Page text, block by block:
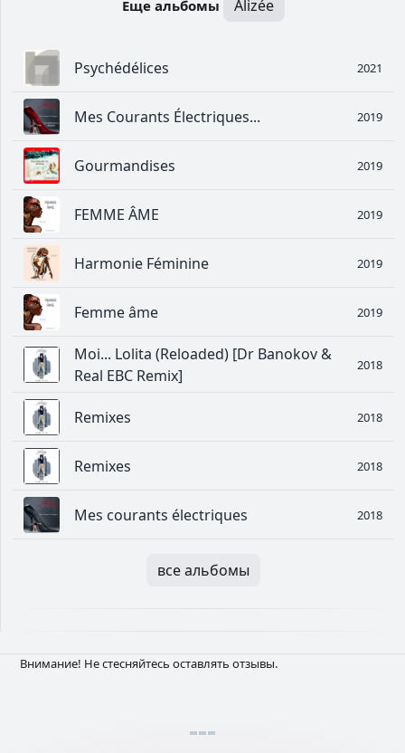
Еще альбомы Alizée
Psychédélices 2021
Mes Courants Électriques... 2019
Gourmandises 2019
FEMME ÂME 2019
Harmonie Féminine 2019
Femme âme 2019
Moi... Lolita (Reloaded) [Dr Banokov &
Real EBC Remix]
2018
Remixes 2018
Remixes 2018
Mes courants électriques 2018
все альбомы
Внимание! Не стесняйтесь оставлять отзывы.